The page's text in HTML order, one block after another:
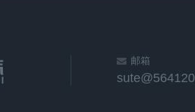
邮箱